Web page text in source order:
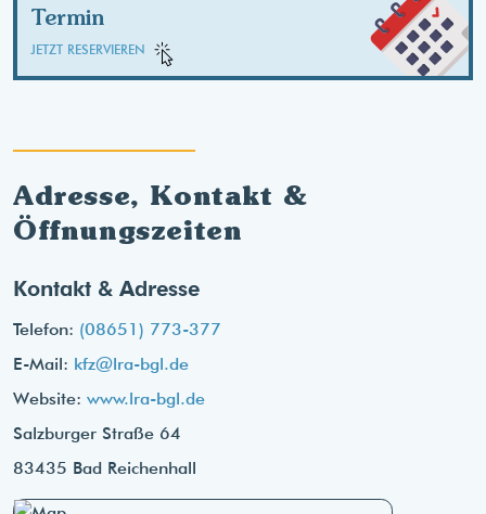
Termin
JETZT RESERVIEREN
Adresse, Kontakt &
Öffnungszeiten
Kontakt & Adresse
Telefon: (08651) 773-377
E-Mail: kfz@lra-bgl.de
Website: www.lra-bgl.de
Salzburger Straße 64
83435 Bad Reichenhall